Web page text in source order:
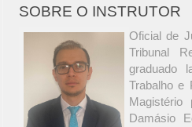
SOBRE O INSTRUTOR
Oficial de
Tribunal
graduado
Trabalho e
Magistério
Damásio